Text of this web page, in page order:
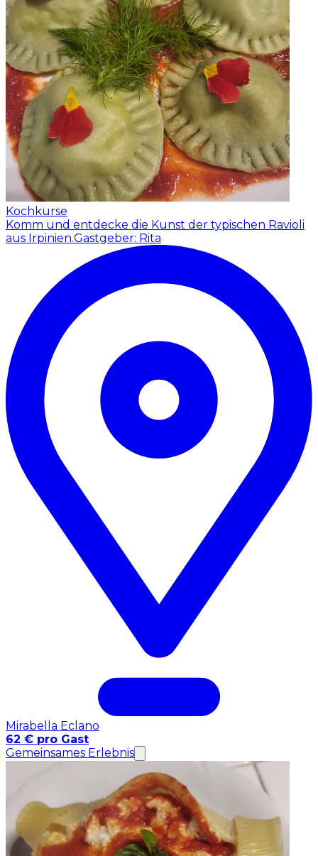
Kochkurse
Komm und entdecke die Kunst der typischen Ravioli
aus Irpinien.Gastgeber: Rita
Mirabella Eclano
62 € pro Gast
Gemeinsames Erlebnis